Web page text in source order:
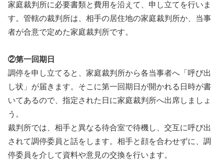
家庭裁判所に必要書類と費用を沿えて、申し立てを行いま
す。管轄の裁判所は、相手の居住地の家庭裁判所か、当事
者が合意で定めた家庭裁判所です。
②第一回期日
調停を申し立てると、家庭裁判所から各当事者へ「呼び出
し状」が届きます。そこに第一回期日が開かれる日時が書
いてあるので、指定された日に家庭裁判所へ出席しましょ
う。
裁判所では、相手と異なる待合室で待機し、交互に呼び出
されて調停委員と話をします。相手と顔を合わせずに、調
停委員を介して資料や意見の交換を行います。